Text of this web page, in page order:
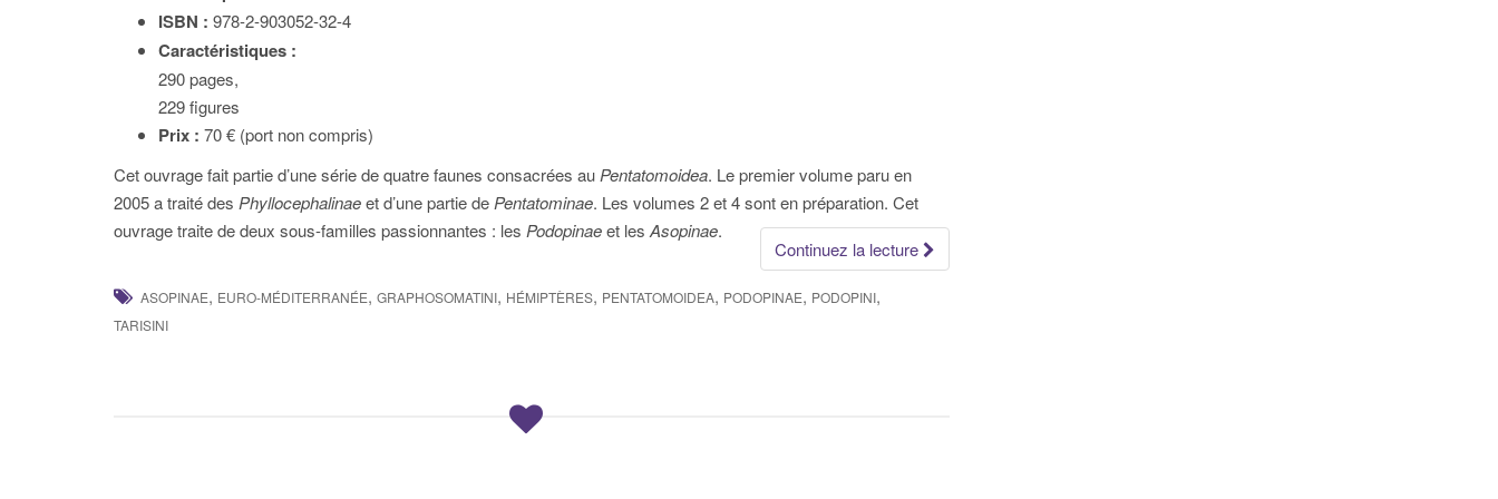
ISBN : 978-2-903052-32-4
Caractéristiques :
290 pages,
229 figures
Prix : 70 € (port non compris)
Cet ouvrage fait partie d’une série de quatre faunes consacrées auPentatomoidea. Le premier volume paru en
2005 a traité des Phyllocephalinaeet d’une partie dePentatominae. Les volumes 2 et 4 sont en préparation. Cet
ouvrage traite de deux sous-familles passionnantes : les Podopinaeet lesAsopinae.
Continuez la lecture
ASOPINAE, EURO-MÉDITERRANÉE, GRAPHOSOMATINI, HÉMIPTÈRES, PENTATOMOIDEA, PODOPINAE, PODOPINI,
TARISINI